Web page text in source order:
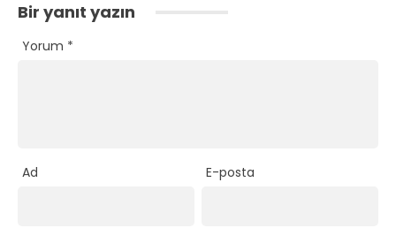
Bir yanıt yazın
Yorum *
Ad E-posta